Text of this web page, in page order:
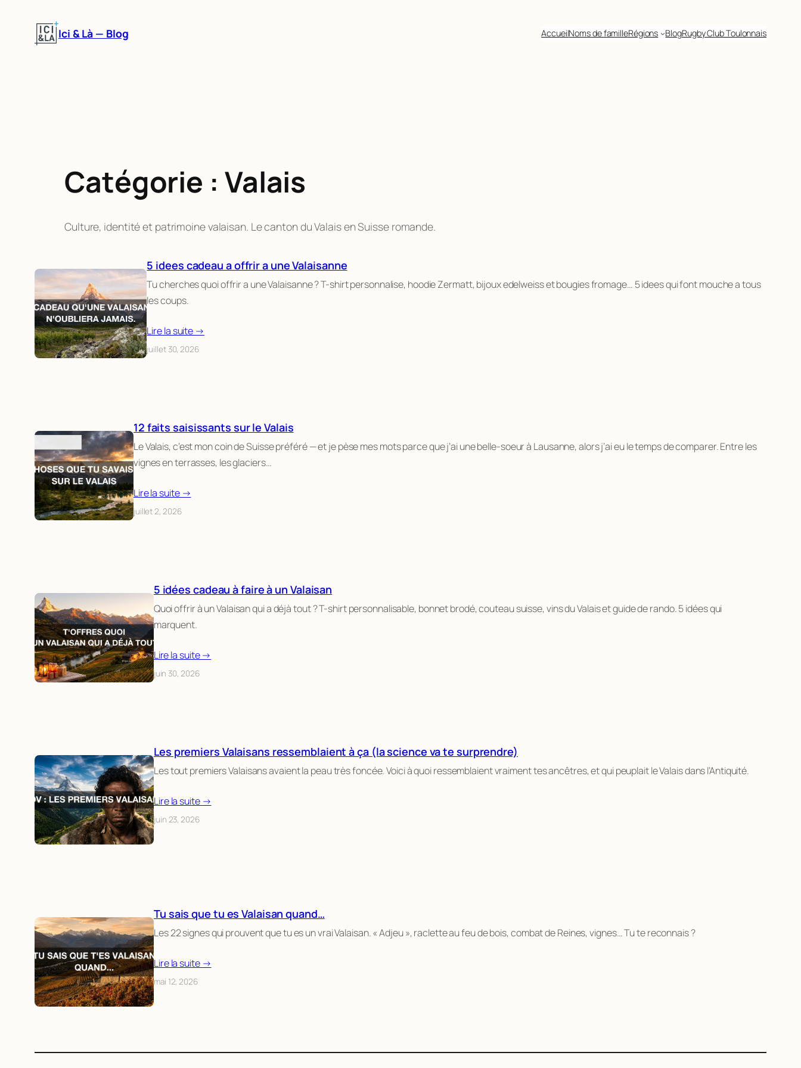
contenu
Ici & Là — Blog AccueilNoms de familleRégions BlogRugby Club Toulonnais
Catégorie : Valais
Culture, identité et patrimoine valaisan. Le canton du Valais en Suisse romande.
5 idees cadeau a offrir a une Valaisanne
Tu cherches quoi offrir a une Valaisanne ? T-shirt personnalise, hoodie Zermatt, bijoux edelweiss et bougies fromage… 5 idees qui font mouche a tous
les coups.
Lire la suite →
juillet 30, 2026
12 faits saisissants sur le Valais
Le Valais, c’est mon coin de Suisse préféré — et je pèse mes mots parce que j’ai une belle-soeur à Lausanne, alors j’ai eu le temps de comparer. Entre les
vignes en terrasses, les glaciers…
Lire la suite →
juillet 2, 2026
5 idées cadeau à faire à un Valaisan
Quoi offrir à un Valaisan qui a déjà tout ? T-shirt personnalisable, bonnet brodé, couteau suisse, vins du Valais et guide de rando. 5 idées qui
marquent.
Lire la suite →
juin 30, 2026
Les premiers Valaisans ressemblaient à ça (la science va te surprendre)
Les tout premiers Valaisans avaient la peau très foncée. Voici à quoi ressemblaient vraiment tes ancêtres, et qui peuplait le Valais dans l’Antiquité.
Lire la suite →
juin 23, 2026
Tu sais que tu es Valaisan quand…
Les 22 signes qui prouvent que tu es un vrai Valaisan. « Adjeu », raclette au feu de bois, combat de Reines, vignes… Tu te reconnais ?
Lire la suite →
mai 12, 2026